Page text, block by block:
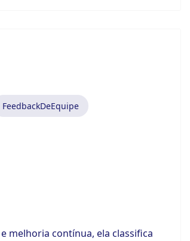
FeedbackDeEquipe
melhoria contínua, ela classifica